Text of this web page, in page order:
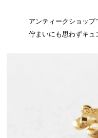
アンティークショッ
佇まいにも思わずキュ